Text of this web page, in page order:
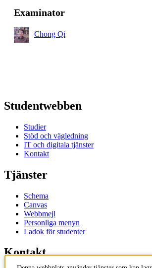
Examinator
Chong Qi
Studentwebben
Studier
Stöd och vägledning
IT och digitala tjänster
Kontakt
Tjänster
Schema
Canvas
Webbmejl
Personliga menyn
Ladok för studenter
Kontakt